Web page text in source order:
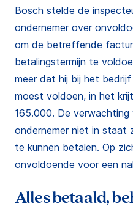
Bosch stelde de
ondernemer over
om de betreffende
betalingstermijn te
meer dat hij bij het
moest voldoen, in het
165.000. De
ondernemer niet in staat
te kunnen betalen. Op
onvoldoende voor een
Alles betaald,